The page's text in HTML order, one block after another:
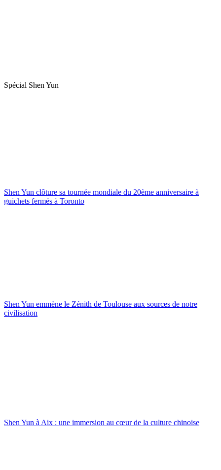
Spécial Shen Yun
Shen Yun clôture sa tournée mondiale du 20ème anniversaire à
guichets fermés à Toronto
Shen Yun emmène le Zénith de Toulouse aux sources de notre
civilisation
Shen Yun à Aix : une immersion au cœur de la culture chinoise